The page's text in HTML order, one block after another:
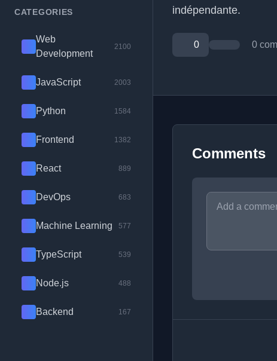
CATEGORIES
Web
Development
2100
JavaScript 2003
Python 1584
Frontend 1382
React 889
DevOps 683
Machine Learning 577
TypeScript 539
Node.js 488
Backend 167
indépendante.
0 0
Comments